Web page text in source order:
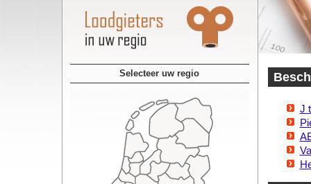
Selecteer uw regio
J